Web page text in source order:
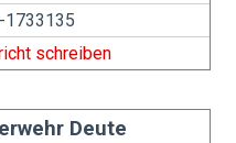
1733135
schreiben
Deute